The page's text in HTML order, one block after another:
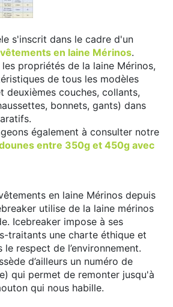
s'inscrit dans le cadre d'un
en laine Mérinos.
propriétés de la laine Mérinos,
de tous les modèles
deuxièmes couches, collants,
bonnets, gants) dans
également à consulter notre
entre 350g et 450g avec
en laine Mérinos depuis
utilise de la laine mérinos
Icebreaker impose à ses
traitants une charte éthique et
respect de l’environnement.
d’ailleurs un numéro de
qui permet de remonter jusqu'à
qui nous habille.